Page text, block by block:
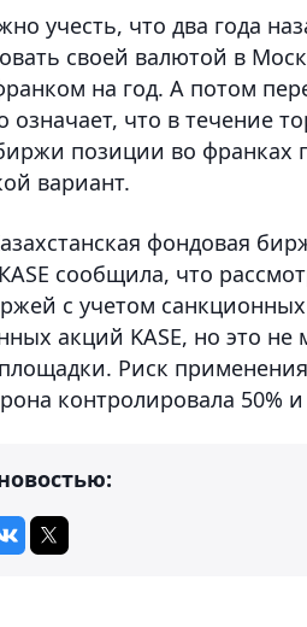
учесть, что два года
своей валютой в
на год. А потом
означает, что в течение
позиции во франках
вариант.
фондовая
сообщила, что
с учетом
акций KASE, но это
площадки. Риск
контролировала 50%